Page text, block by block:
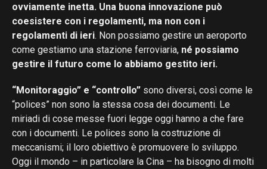
ovviamente inetta. Una buona innovazione può
coesistere con i regolamenti, ma non con i
regolamenti di ieri. Non possiamo gestire un aeroporto
come gestiamo una stazione ferroviaria, né possiamo
gestire il futuro come lo abbiamo gestito ieri.
“Monitoraggio” e “controllo” sono diversi, così come le
“polices” non sono la stessa cosa dei documenti. Le
miriadi di cose messe fuori legge oggi hanno a che fare
con i documenti. Le polices sono la costruzione di
meccanismi; il loro obiettivo è promuovere lo sviluppo.
Oggi il mondo – in particolare la Cina – ha bisogno di molti